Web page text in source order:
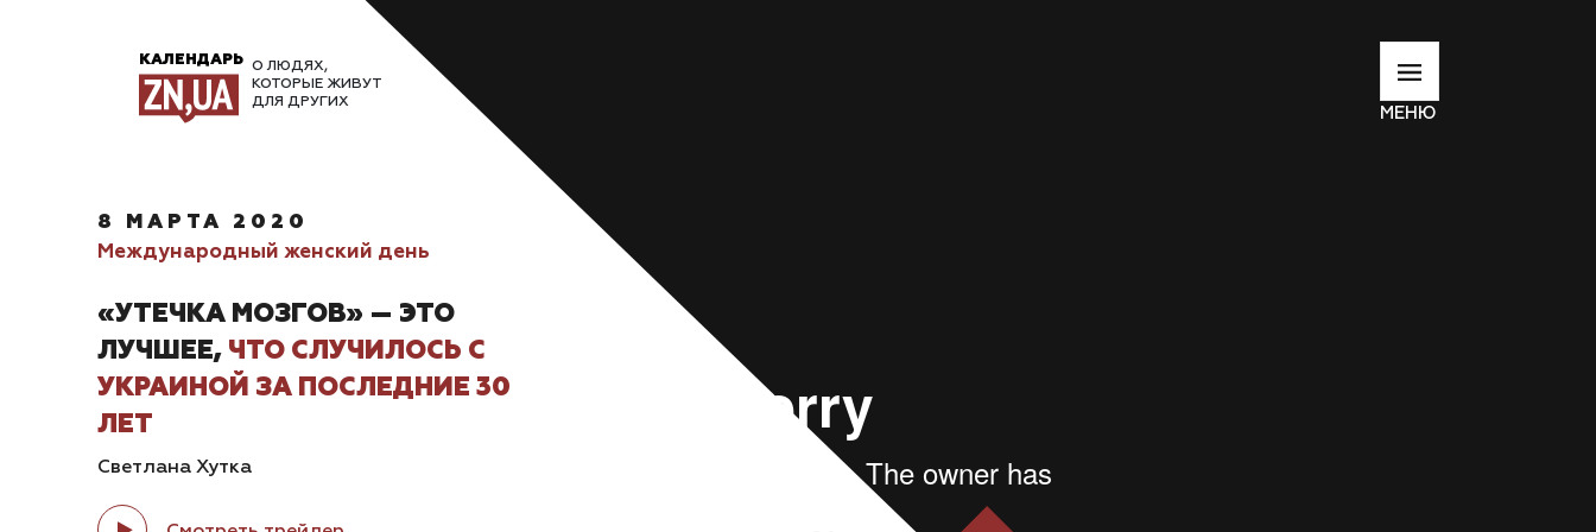
КАЛЕНДАРЬ О ЛЮДЯХ,
КОТОРЫЕ ЖИВУТ
ДЛЯ ДРУГИХ
МЕНЮ
8 МАРТА 2020
Международный женский день
«УТЕЧКА МОЗГОВ» — ЭТО
ЛУЧШЕЕ, ЧТО СЛУЧИЛОСЬ С
УКРАИНОЙ ЗА ПОСЛЕДНИЕ 30
ЛЕТ
Светлана Хутка
Ваш браузер блокирует некоторые функции данного веб-сайта. Пожалуйста, следуйте инструкциям в
, чтобы разблокировать функции.